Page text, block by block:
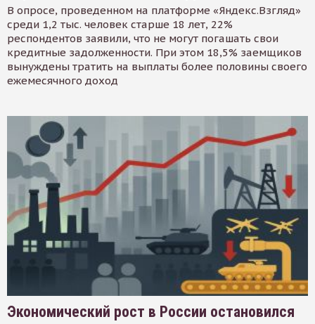
В опросе, проведенном на платформе «Яндекс.Взгляд»
среди 1,2 тыс. человек старше 18 лет, 22%
респондентов заявили, что не могут погашать свои
кредитные задолженности. При этом 18,5% заемщиков
вынуждены тратить на выплаты более половины своего
ежемесячного доход
Экономический рост в России остановился